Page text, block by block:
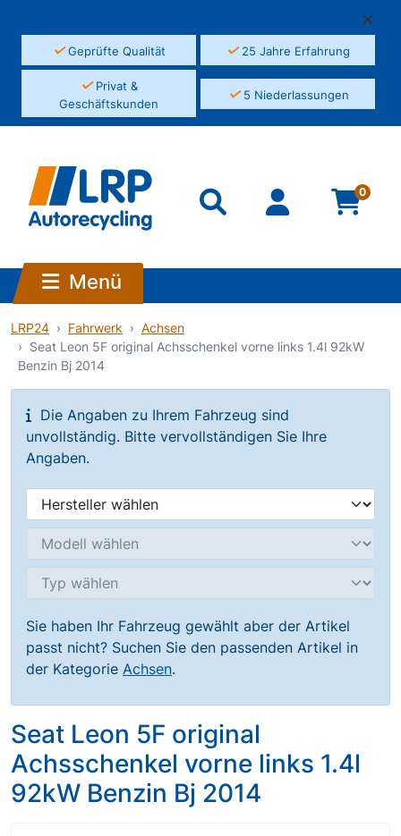
✓Geprüfte Qualität ✓25 Jahre Erfahrung
✓Privat &
Geschäftskunden
✓5 Niederlassungen
0
Menü
LRP24 Fahrwerk
Achsen
Seat Leon 5F original Achsschenkel vorne links 1.4l 92kW
Benzin Bj 2014
Die Angaben zu Ihrem Fahrzeug sind
unvollständig. Bitte vervollständigen Sie Ihre
Angaben.
Sie haben Ihr Fahrzeug gewählt aber der Artikel
passt nicht? Suchen Sie den passenden Artikel in
der Kategorie Achsen.
Seat Leon 5F original
Achsschenkel vorne links 1.4l
92kW Benzin Bj 2014